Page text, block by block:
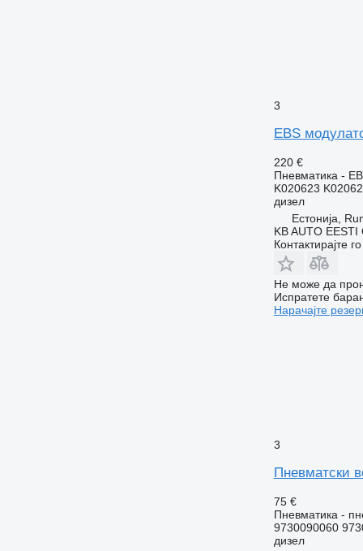
3
EBS
220 €
Пневматика -
K020623
дизел
Естонија,
KB AUTO EESTI
Контактирајте
Не може да
Испратете
Нарачајте
3
Пневматски
75 €
Пневматика -
9730090060
дизел